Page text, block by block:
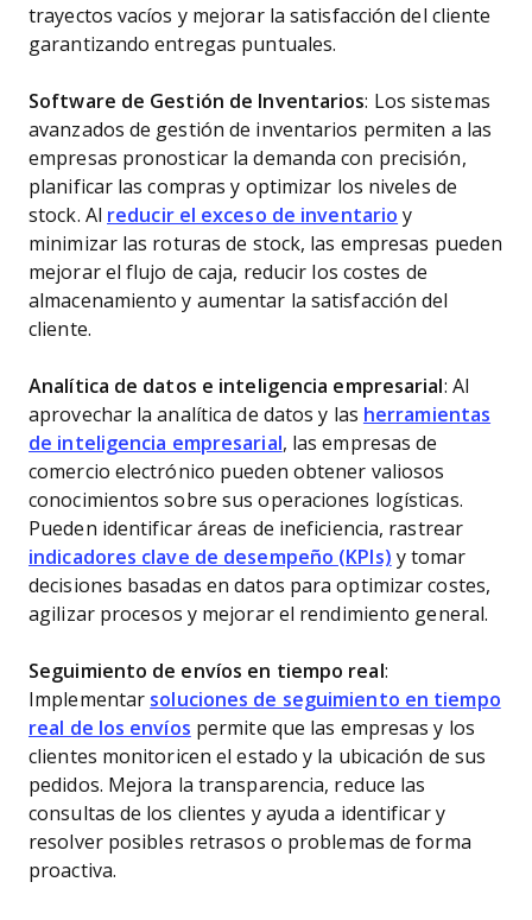
trayectos vacíos y mejorar la satisfacción del cliente
garantizando entregas puntuales.
Software de Gestión de Inventarios: Los sistemas
avanzados de gestión de inventarios permiten a las
empresas pronosticar la demanda con precisión,
planificar las compras y optimizar los niveles de
stock. Al reducir el exceso de inventario y
minimizar las roturas de stock, las empresas pueden
mejorar el flujo de caja, reducir los costes de
almacenamiento y aumentar la satisfacción del
cliente.
Analítica de datos e inteligencia empresarial : Al
aprovechar la analítica de datos y las herramientas
de inteligencia empresarial , las empresas de
comercio electrónico pueden obtener valiosos
conocimientos sobre sus operaciones logísticas.
Pueden identificar áreas de ineficiencia, rastrear
indicadores clave de desempeño (KPIs) y tomar
decisiones basadas en datos para optimizar costes,
agilizar procesos y mejorar el rendimiento general.
Seguimiento de envíos en tiempo real :
Implementar soluciones de seguimiento en tiempo
real de los envíos permite que las empresas y los
clientes monitoricen el estado y la ubicación de sus
pedidos. Mejora la transparencia, reduce las
consultas de los clientes y ayuda a identificar y
resolver posibles retrasos o problemas de forma
proactiva.